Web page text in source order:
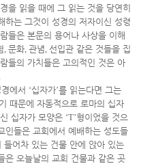
을 읽을 때에 그 읽는 것을 당연히
하는 그것이 성경의 저자이신 성령
들은 본문의 용어나 사상을 이해
, 문화, 관념, 선입관 같은 것들을 집
들의 가치들은 고의적인 것은 아
.
에서 ‘십자가’를 읽는다면 그는
때문에 자동적으로 로마의 십자
십자가 모양은 ‘T’형이었을 것으
인들은 교회에서 예배하는 성도들
어차 있는 건물 안에 앉아 있는
은 오늘날의 교회 건물과 같은 곳